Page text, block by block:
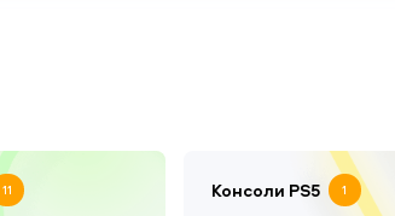
11 Консоли PS5 1